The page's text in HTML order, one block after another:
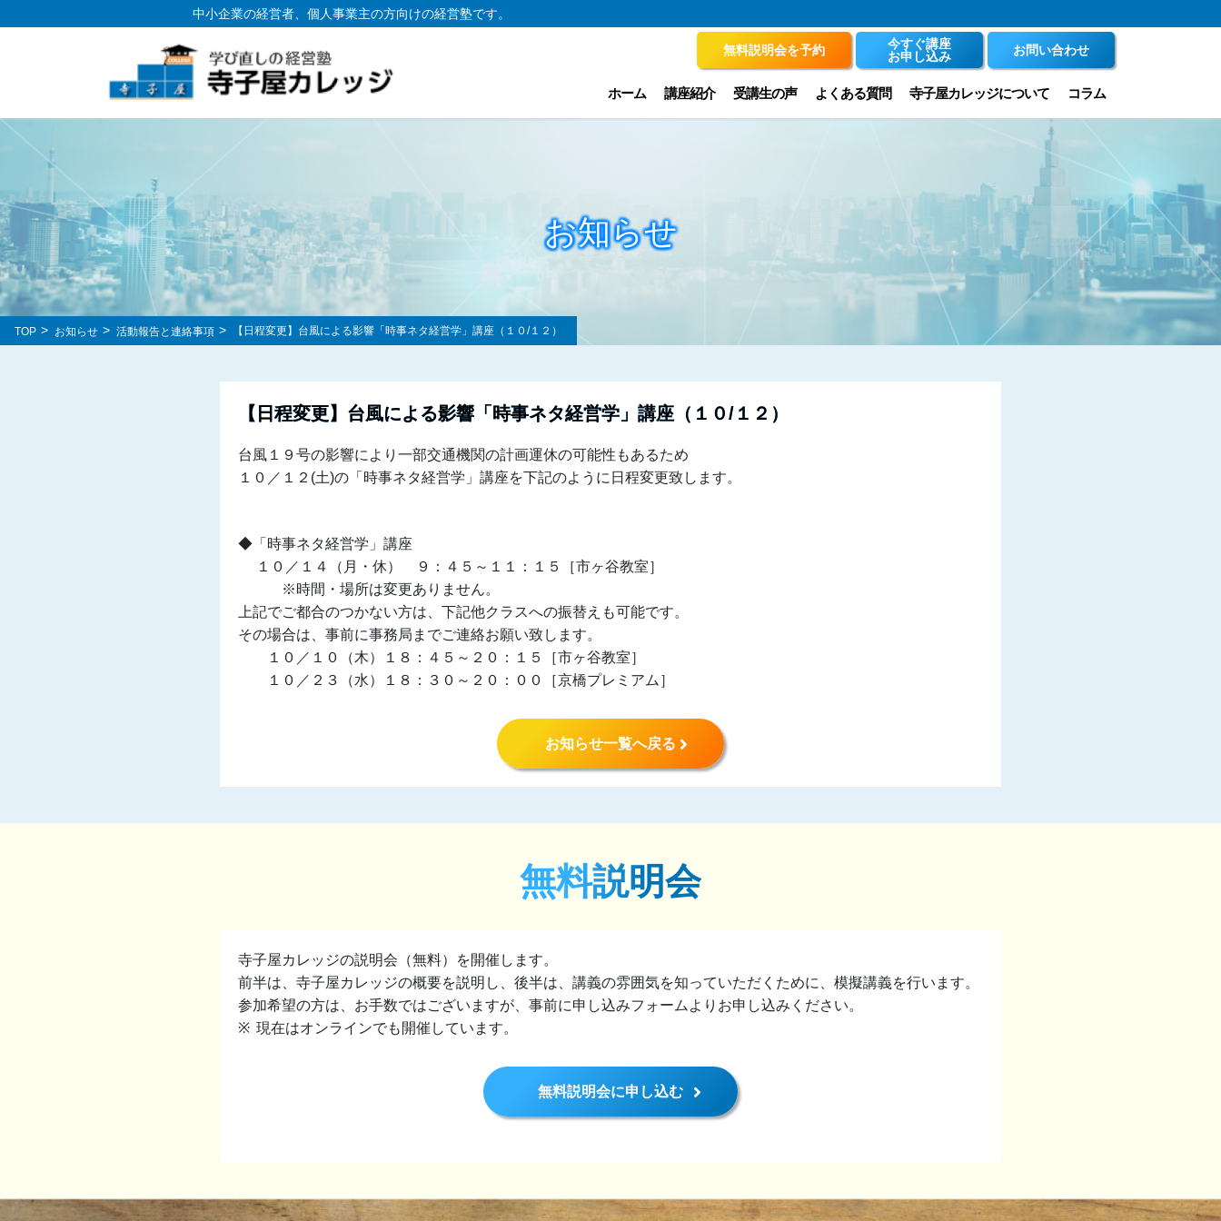
中小企業の経営者、個人事業主の方向けの経営塾です。
無料説明会を予約
今すぐ講座
お申し込み
お問い合わせ
ホーム 講座紹介 受講生の声 よくある質問 寺子屋カレッジについて コラム
お知らせ
TOP お知らせ 活動報告と連絡事項 【日程変更】台風による影響「時事ネタ経営学」講座（１０/１２）
【日程変更】台風による影響「時事ネタ経営学」講座（１０/１２）
台風１９号の影響により一部交通機関の計画運休の可能性もあるため
１０／１２(土)の「時事ネタ経営学」講座を下記のように日程変更致します。
◆「時事ネタ経営学」講座
１０／１４（月・休） ９：４５～１１：１５［市ヶ谷教室］
※時間・場所は変更ありません。
上記でご都合のつかない方は、下記他クラスへの振替えも可能です。
その場合は、事前に事務局までご連絡お願い致します。
１０／１０（木）１８：４５～２０：１５［市ヶ谷教室］
１０／２３（水）１８：３０～２０：００［京橋プレミアム］
お知らせ一覧へ戻る
無料説明会
寺子屋カレッジの説明会（無料）を開催します。
前半は、寺子屋カレッジの概要を説明し、後半は、講義の雰囲気を知っていただくために、模擬講義を行います。
参加希望の方は、お手数ではございますが、事前に申し込みフォームよりお申し込みください。
現在はオンラインでも開催しています。
無料説明会に申し込む